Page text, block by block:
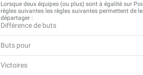
Lorsque deux équipes (ou plus) sont à égalité sur
règles suivantes les règles suivantes permettent de
départager :
Différence de buts
Buts pour
Victoires